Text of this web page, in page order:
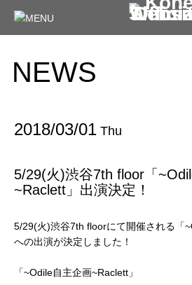
NEWS
2018/03/01 Thu
5/29(火)渋谷7th floor「
~Raclett」出演決定！
5/29(火)渋谷7th floorにて開催される「
への出演が決定しました！
「~Odile自主企画~Raclett」